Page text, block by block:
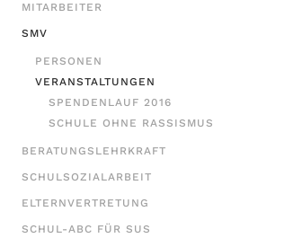
MITARBEITER
SMV
PERSONEN
VERANSTALTUNGEN
SPENDENLAUF 2016
SCHULE OHNE RASSISMUS
BERATUNGSLEHRKRAFT
SCHULSOZIALARBEIT
ELTERNVERTRETUNG
SCHUL-ABC FÜR SUS